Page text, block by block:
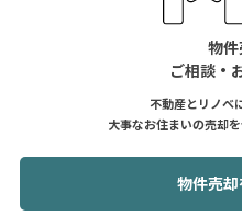
物
ご相談・
不動産とリノベ
大事なお住まいの売却
物件売